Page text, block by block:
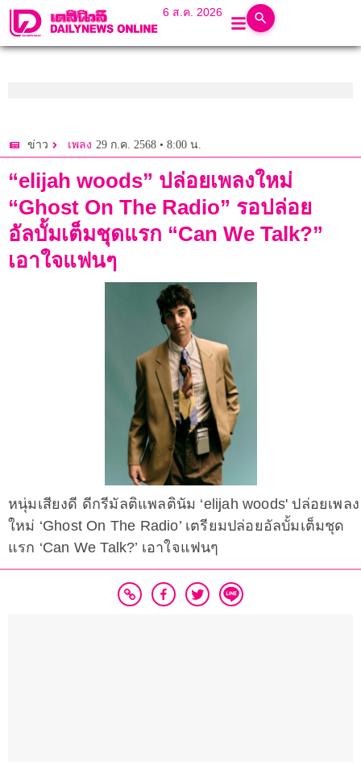
6 ส.ค. 2026
ข่าว เพลง 29 ก.ค. 2568 • 8:00 น.
“elijah woods” ปล่อยเพลงใหม่
“Ghost On The Radio” รอปล่อย
อัลบั้มเต็มชุดแรก “Can We Talk?”
เอาใจแฟนๆ
หนุ่มเสียงดี ดีกรีมัลติแพลตินัม ‘elijah woods' ปล่อยเพลง
ใหม่ ‘Ghost On The Radio’ เตรียมปล่อยอัลบั้มเต็มชุด
แรก ‘Can We Talk?’ เอาใจแฟนๆ